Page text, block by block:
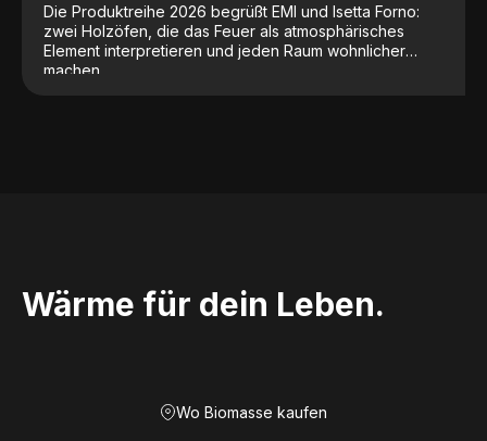
Die Produktreihe 2026 begrüßt EMI und Isetta Forno:
zwei Holzöfen, die das Feuer als atmosphärisches
Element interpretieren und jeden Raum wohnlicher
machen.
Wärme für dein Leben.
Wo Biomasse kaufen